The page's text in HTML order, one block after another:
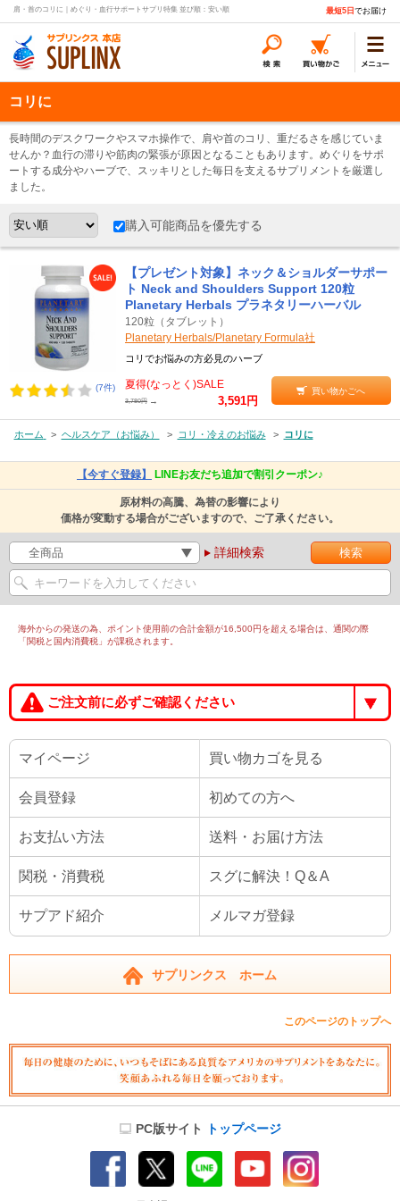
肩・首のコリに｜めぐり・血行サポートサプリ特集 並び順：安い順 最短5日 でお届け
コリに
長時間のデスクワークやスマホ操作で、肩や首のコリ、重だるさを感じていま
せんか？血行の滞りや筋肉の緊張が原因となることもあります。めぐりをサポ
ートする成分やハーブで、スッキリとした毎日を支えるサプリメントを厳選し
ました。
購入可能商品を優先する
(7件)
【プレゼント対象】ネック＆ショルダーサポー
ト Neck and Shoulders Support 120粒
Planetary Herbals プラネタリーハーバル
120粒（タブレット）
Planetary Herbals/Planetary Formula社
コリでお悩みの方必見のハーブ
夏得(なっとく)SALE
3,780円 → 3,591円
買い物かごへ
ホーム > ヘルスケア（お悩み） > コリ・冷えのお悩み > コリに
【今すぐ登録】 LINEお友だち追加で割引クーポン♪
原材料の高騰、為替の影響により
価格が変動する場合がございますので、ご了承ください。
詳細検索
海外からの発送の為、ポイント使用前の合計金額が16,500円を超える場合は、通関の際
「関税と国内消費税」が課税されます。
ご注文前に必ずご確認ください
マイページ 買い物カゴを見る
会員登録 初めての方へ
お支払い方法 送料・お届け方法
関税・消費税 スグに解決！Q＆A
サプアド紹介 メルマガ登録
サプリンクス ホーム
このページのトップへ
PC版サイト トップページ